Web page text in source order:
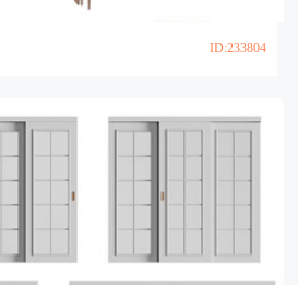
ID:233804